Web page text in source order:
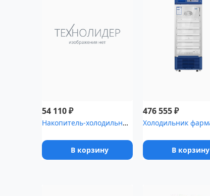
54 110₽
Накопитель-холодильник для временного хранения медицинских отходо...
В корзину
476 555₽
В корзину